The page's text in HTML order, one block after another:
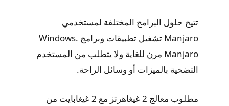
تتيح حلول البرامج المختلفة لمستخدمي
Manjaro تشغيل تطبيقات وبرامج Windows.
Manjaro مرن للغاية ولا يتطلب من المستخدم
التضحية بالميزات أو وسائل الراحة.
مطلوب معالج 2 غيغاهرتز مع 2 غيغابايت من